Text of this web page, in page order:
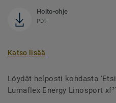
Hoito-ohje
PDF
Katso lisää
Löydät helposti kohdasta
Lumaflex Energy Linosport